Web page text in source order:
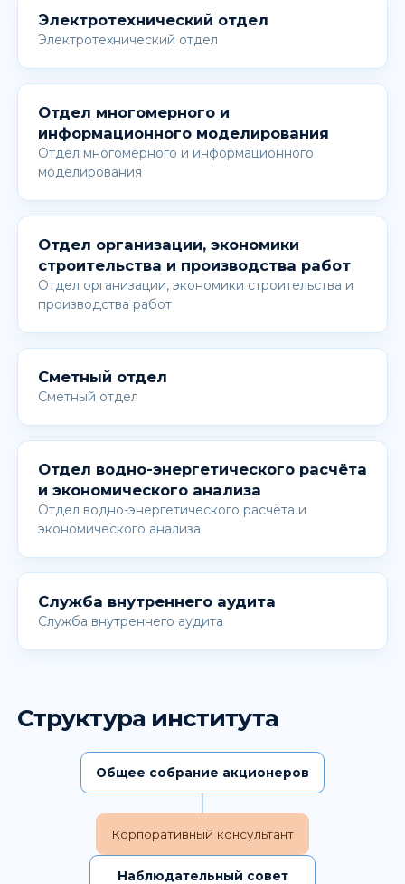
Электротехнический отдел
Электротехнический отдел
Отдел многомерного и
информационного моделирования
Отдел многомерного и информационного
моделирования
Отдел организации, экономики
строительства и производства работ
Отдел организации, экономики строительства и
производства работ
Сметный отдел
Сметный отдел
Отдел водно-энергетического расчёта
и экономического анализа
Отдел водно-энергетического расчёта и
экономического анализа
Служба внутреннего аудита
Служба внутреннего аудита
Структура института
Общее собрание акционеров
Корпоративный консультант
Наблюдательный совет